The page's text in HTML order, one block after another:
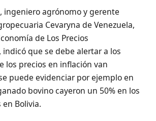
ingeniero agrónomo y gerente
Cevaryna de Venezuela,
de Los Precios
indicó que se debe alertar a los
los precios en inflación van
puede evidenciar por ejemplo en
bovino cayeron un 50% en los
Bolivia.